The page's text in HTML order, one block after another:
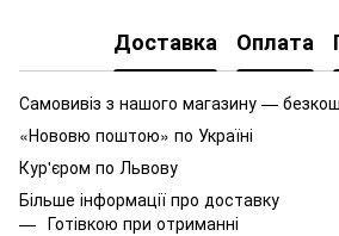
Доставка Оплата
Самовивіз з нашого магазину —
«Нововю поштою» по Україні
Кур'єром по Львову
Більше інформації про доставку
Готівкою при отриманні